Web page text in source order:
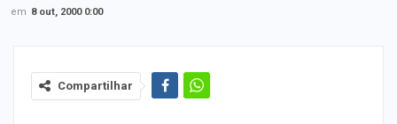
em 8 out, 2000 0:00
Compartilhar